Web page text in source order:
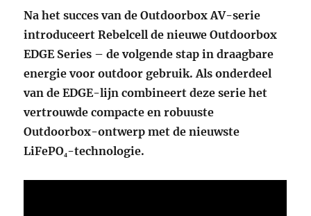
Na het succes van de Outdoorbox AV-serie
introduceert Rebelcell de nieuwe Outdoorbox
EDGE Series – de volgende stap in draagbare
energie voor outdoor gebruik. Als onderdeel
van de EDGE-lijn combineert deze serie het
vertrouwde compacte en robuuste
Outdoorbox-ontwerp met de nieuwste
LiFePO₄-technologie.